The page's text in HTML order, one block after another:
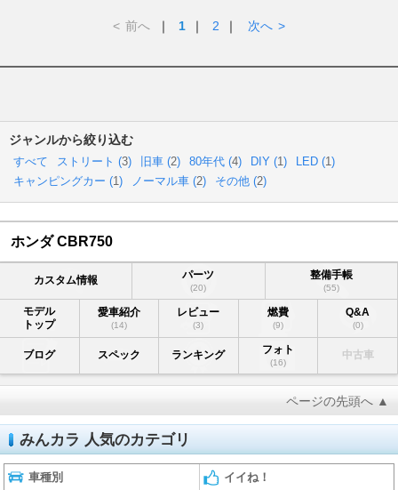
< 前へ ｜ 1 ｜ 2 ｜ 次へ >
ジャンルから絞り込む
すべて ストリート (3) 旧車 (2) 80年代 (4) DIY (1) LED (1)
キャンピングカー (1) ノーマル車 (2) その他 (2)
ホンダ CBR750
カスタム情報 パーツ
(20)
整備手帳
(55)
モデル
トップ
愛車紹介
(14)
レビュー
(3)
燃費
(9)
Q&A
(0)
ブログ スペック ランキング フォト
(16)
中古車
ページの先頭へ ▲
みんカラ 人気のカテゴリ
車種別 イイね！